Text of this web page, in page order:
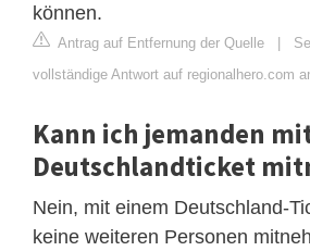
können.
Antrag auf Entfernung der Quelle |
vollständige Antwort auf regionalhero.com
Kann ich jemanden
Deutschlandticket
Nein, mit einem Deutschland-
keine weiteren Personen